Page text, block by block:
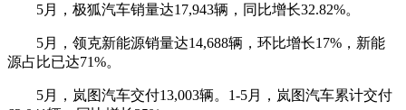
5月，极狐汽车销量达17,943辆，同比增长32.82%。
5月，领克新能源销量达14,688辆，环比增长17%，新能
源占比已达71%。
5月，岚图汽车交付13,003辆。1-5月，岚图汽车累计交付